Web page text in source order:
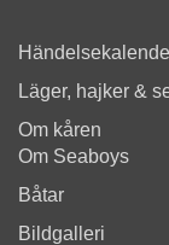
Läger, hajker &
Om kåren
Om Seaboys
Båtar
Bildgalleri